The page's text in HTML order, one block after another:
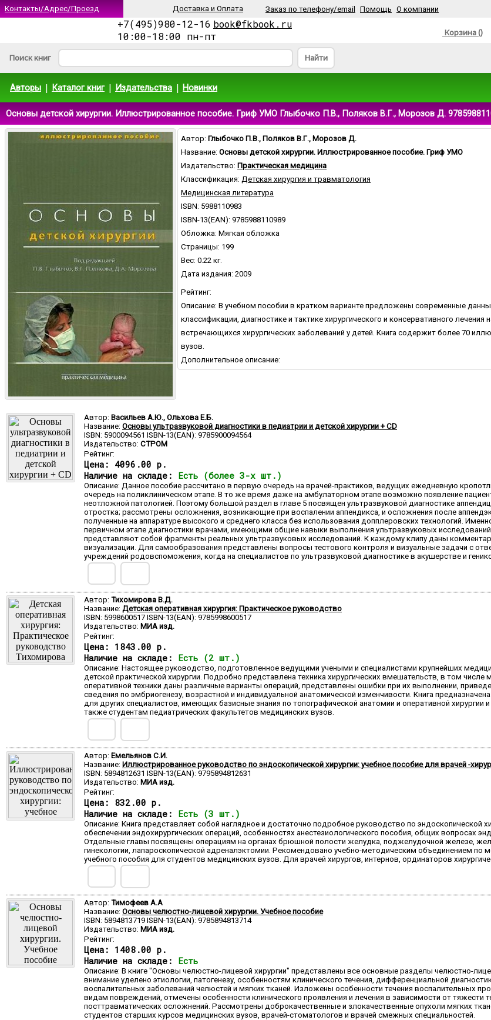
Контакты/Адрес/Проезд Доставка и Оплата Заказ по телефону/email Помощь О компании
+7(495)980-12-16 book@fkbook.ru
10:00-18:00 пн-пт
Корзина ()
Поиск книг Найти
Авторы | Каталог книг | Издательства | Новинки
Основы детской хирургии. Иллюстрированное пособие. Гриф УМО Глыбочко П.В., Поляков В.Г., Морозов Д.
Автор: Глыбочко П.В., Поляков В.Г., Морозов Д.
Название: Основы детской хирургии. Иллюстрированное пособие. Гриф УМО
Издательство: Практическая медицина
Классификация: Детская хирургия и травматология
Медицинская литература
ISBN: 5988110983
ISBN-13(EAN): 9785988110989
Обложка: Мягкая обложка
Страницы: 199
Вес: 0.22 кг.
Дата издания: 2009
Рейтинг:
Описание: В учебном пособии в кратком варианте предложены современные
классификации, диагностике и тактике хирургического и консервативного лечения
встречающихся хирургических заболеваний у детей. Книга содержит более 70
вузов.
Дополнительное описание:
Автор: Васильев А.Ю., Ольхова Е.Б.
Название: Основы ультразвуковой диагностики в педиатрии и детской хирургии + CD
ISBN: 5900094561 ISBN-13(EAN): 9785900094564
Издательство: СТРОМ
Рейтинг:
Цена: 4096.00 р.
Наличие на складе: Есть (более 3-х шт.)
Описание: Данное пособие рассчитано в первую очередь на врачей-практиков, ведущих ежедневную
очередь на поликлиническом этапе. В то же время даже на амбулаторном этапе возможно появление
неотложной патологией. Поэтому большой раздел в главе 5 посвящен ультразвуковой диагностике
отростка; рассмотрены осложнения, возникающие при воспалении аппендикса, и осложнения после
полученные на аппаратуре высокого и среднего класса без использования допплеровских технологий.
первичном этапе диагностики врачами, имеющими общие навыки выполнения ультразвуковых
представляют собой фрагменты реальных ультразвуковых исследований. К каждому клипу даны
визуализации. Для самообразования представлены вопросы тестового контроля и визуальные задачи с
учреждений родовспоможения, когда на специалистов по ультразвуковой диагностике в акушерстве и
Автор: Тихомирова В.Д.
Название: Детская оперативная хирургия: Практическое руководство
ISBN: 5998600517 ISBN-13(EAN): 9785998600517
Издательство: МИА изд.
Рейтинг:
Цена: 1843.00 р.
Наличие на складе: Есть (2 шт.)
Описание: Настоящее руководство, подготовленное ведущими учеными и специалистами крупнейших
детской практической хирургии. Подробно представлена техника хирургических вмешательств, в том
оперативной техники даны различные варианты операций, представлены ошибки при их выполнении,
сведения по эмбриогенезу, возрастной и индивидуальной анатомической изменчивости. Книга
для других специалистов, имеющих базисные знания по топографической анатомии и оперативной
также студентам педиатрических факультетов медицинских вузов.
Автор: Емельянов С.И.
Название: Иллюстрированное руководство по эндоскопической хирургии: учебное пособие для врачей -
ISBN: 5894812631 ISBN-13(EAN): 9795894812631
Издательство: МИА изд.
Рейтинг:
Цена: 832.00 р.
Наличие на складе: Есть (3 шт.)
Описание: Книга представляет собой наглядное и достаточно подробное руководство по
обеспечении эндохирургических операций, особенностях анестезиологического пособия, общих вопросах
Отдельные главы посвящены операциям на органах брюшной полости желудка, поджелудочной железе,
гинекологии, лапароскопической адреналэктомии. Рекомендовано учебно-методическим объединением
учебного пособия для студентов медицинских вузов. Для врачей хирургов, интернов, ординаторов
Автор: Тимофеев А.А
Название: Основы челюстно-лицевой хирургии. Учебное пособие
ISBN: 5894813719 ISBN-13(EAN): 9785894813714
Издательство: МИА изд.
Рейтинг:
Цена: 1408.00 р.
Наличие на складе: Есть
Описание: В книге "Основы челюстно-лицевой хирургии" представлены все основные разделы челюстно-
внимание уделено этиологии, патогенезу, особенностям клинического течения, дифференциальной
воспалительных заболеваний челюстей и мягких тканей. Изложены особенности течения воспалительных
видам повреждений, отмечены особенности клинического проявления и лечения в зависимости от тяжести
посттравматических осложнений. Рассмотрены доброкачественные и злокачественные опухоли мягких
студентов старших курсов медицинских вузов, врачей-стоматологов и врачей смежных специальностей.